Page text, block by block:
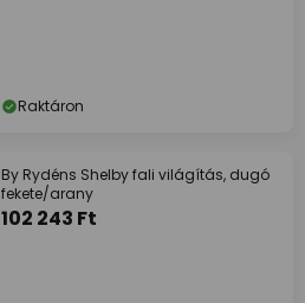
Raktáron
By Rydéns Shelby fali világítás, dugó
fekete/arany
102 243 Ft